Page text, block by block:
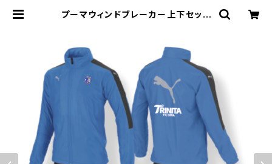
プーマウィンドブレーカー上下セット